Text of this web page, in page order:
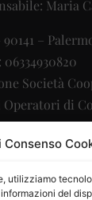
Consenso
utilizziamo
del
Maria
–
06334930820
Società
di
26988